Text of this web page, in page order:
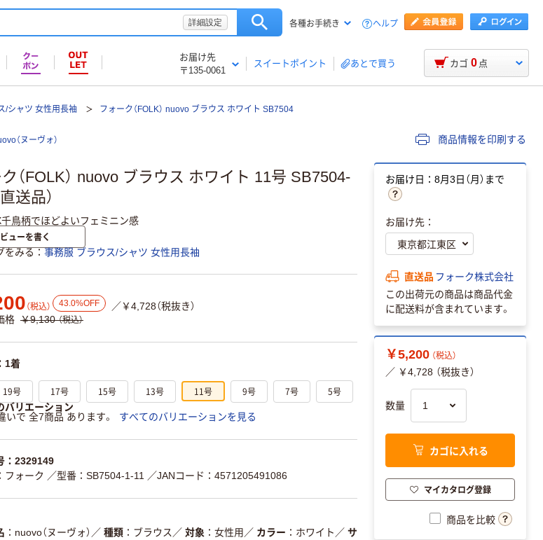
詳細設定 各種お手続き ヘルプ
お届け先
〒135-0061
スイートポイント あとで買う カゴ 0 点
/シャツ 女性用長袖 フォーク（FOLK） nuovo ブラウス ホワイト SB7504
（ヌーヴォ） 商品情報を印刷する
（FOLK） nuovo ブラウス ホワイト 11号 SB7504-
送品）
千鳥柄でほどよいフェミニン感
ューを書く
をみる 事務服 ブラウス/シャツ 女性用長袖
（税込） 43.0%OFF
／￥4,728（税抜き）
格 ￥9,130 （税込）
1着
19号 17号 15号 13号 11号 9号 7号 5号
バリエーション
いで 全7商品 あります。
すべてのバリエーションを見る
：2329149
フォーク ／型番：SB7504-1-11 ／JANコード：4571205491086
nuovo（ヌーヴォ） ／ 種類 ブラウス ／ 対象 女性用 ／ カラー ホワイト ／ サ
お届け日：8月3日（月）まで
お届け先：
直送品 フォーク株式会社
この出荷元の商品は商品代金
に配送料が含まれています。
￥5,200 （税込）
／ ￥4,728 （税抜き）
数量
カゴに入れる
マイカタログ登録
商品を比較